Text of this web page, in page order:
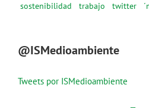
sostenibilidad
trabajo twitter
@ISMedioambiente
Tweets por ISMedioambiente